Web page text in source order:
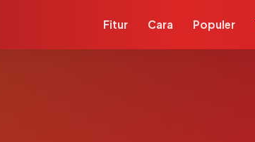
Fitur Cara Populer